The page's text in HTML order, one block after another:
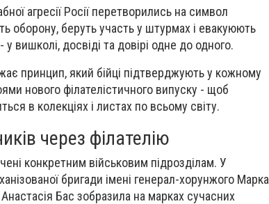
агресії Росії перетворились на символ
оборону, беруть участь у штурмах і евакуюють
вишколі, досвіді та довірі одне до одного.
принцип, який бійці підтверджують у кожному
нового філателістичного випуску - щоб
в колекціях і листах по всьому світу.
через філателію
конкретним військовим підрозділам. У
бригади імені генерал-хорунжого Марка
Бас зобразила на марках сучасних